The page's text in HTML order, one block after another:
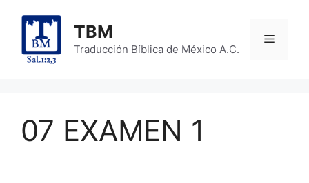
content
TBM
Traducción Bíblica de México A.C.
Menu
07 EXAMEN 1